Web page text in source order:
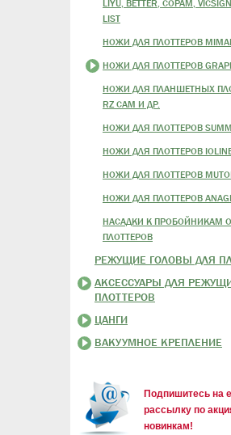
LIYU, BETTER, COPAM,
LIST
НОЖИ ДЛЯ ПЛОТТЕРОВ
НОЖИ ДЛЯ ПЛОТТЕРОВ
НОЖИ ДЛЯ ПЛАНШЕТНЫХ
RZ CAM И ДР.
НОЖИ ДЛЯ ПЛОТТЕРОВ
НОЖИ ДЛЯ ПЛОТТЕРОВ
НОЖИ ДЛЯ ПЛОТТЕРОВ
НОЖИ ДЛЯ ПЛОТТЕРОВ
НАСАДКИ К ПРОБОЙНИКАМ
ПЛОТТЕРОВ
РЕЖУЩИЕ ГОЛОВЫ ДЛЯ
АКСЕССУАРЫ ДЛЯ
ПЛОТТЕРОВ
ЦАНГИ
ВАКУУМНОЕ КРЕПЛЕНИЕ
Подпишитесь на
рассылку по
новинкам!